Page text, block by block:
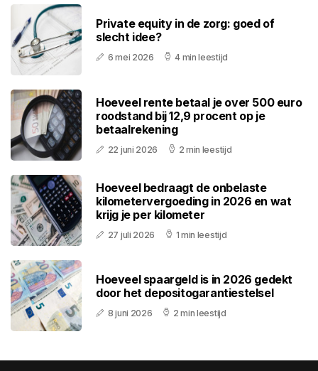
Private equity in de zorg: goed of
slecht idee?
6 mei 2026 4 min leestijd
Hoeveel rente betaal je over 500 euro
roodstand bij 12,9 procent op je
betaalrekening
22 juni 2026 2 min leestijd
Hoeveel bedraagt de onbelaste
kilometervergoeding in 2026 en wat
krijg je per kilometer
27 juli 2026 1 min leestijd
Hoeveel spaargeld is in 2026 gedekt
door het depositogarantiestelsel
8 juni 2026 2 min leestijd